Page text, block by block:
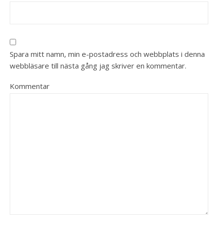
Spara mitt namn, min e-postadress och webbplats i denna
webbläsare till nästa gång jag skriver en kommentar.
Kommentar